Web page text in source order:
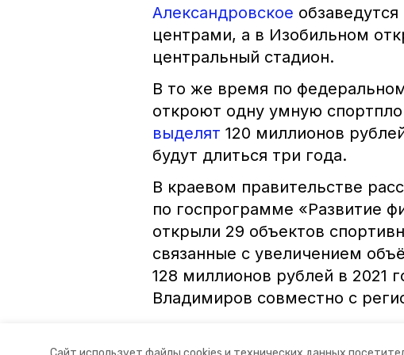
Александровское
центрами, а в Изобильном
центральный стадион.
В то же время по
откроют одну умную
выделят 120 миллионов
будут длиться три года.
В краевом правительстве
по госпрограмме «Развитие
открыли 29 объектов
связанные с увеличением
128 миллионов рублей в 2021
Владимиров совместно с